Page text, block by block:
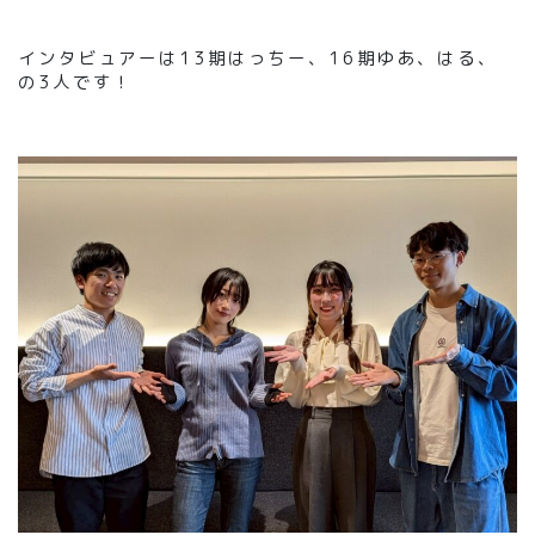
インタビュアーは13期はっちー、16期ゆあ、はる、
の3人です！